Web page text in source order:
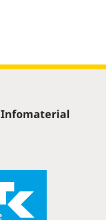
Infomaterial